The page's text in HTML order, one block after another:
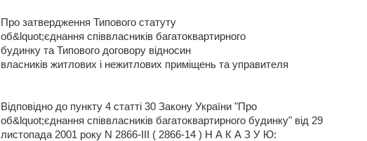
Про затвердження Типового статуту
об&lquot;єднання співвласників багатоквартирного
будинку та Типового договору відносин
власників житлових і нежитлових приміщень та управителя
Відповідно до пункту 4 статті 30 Закону України "Про
об&lquot;єднання співвласників багатоквартирного будинку" від 29
листопада 2001 року N 2866-III ( 2866-14 ) Н А К А З У Ю: